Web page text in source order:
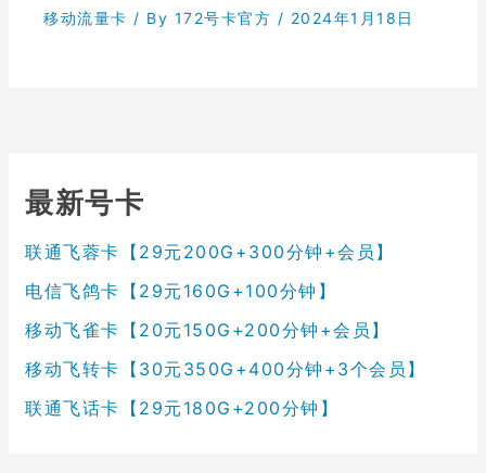
移动流量卡 / By 172号卡官方 / 2024年1月18日
最新号卡
联通飞蓉卡【29元200G+300分钟+会员】
电信飞鸽卡【29元160G+100分钟】
移动飞雀卡【20元150G+200分钟+会员】
移动飞转卡【30元350G+400分钟+3个会员】
联通飞话卡【29元180G+200分钟】